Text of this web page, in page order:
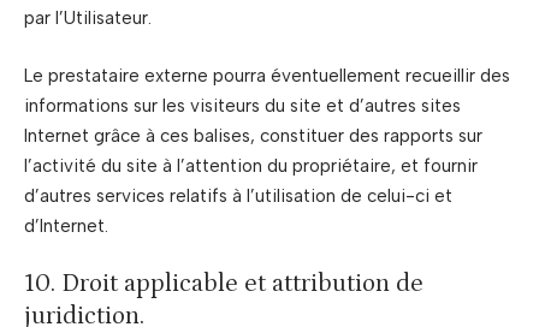
par l’Utilisateur.
Le prestataire externe pourra éventuellement recueillir des
informations sur les visiteurs du site et d’autres sites
Internet grâce à ces balises, constituer des rapports sur
l’activité du site à l’attention du propriétaire, et fournir
d’autres services relatifs à l’utilisation de celui-ci et
d’Internet.
10. Droit applicable et attribution de
juridiction.